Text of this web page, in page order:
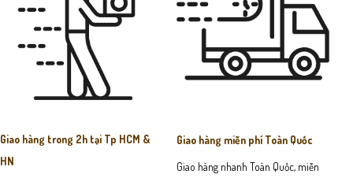
Giao hàng trong 2h tại Tp HCM &
HN
Giao hàng miễn phí Toàn Quốc
Giao hàng nhanh Toàn Quốc, miễn